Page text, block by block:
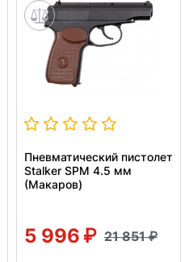
Пневматический пистолет
Stalker SPM 4.5 мм
(Макаров)
5 996 21 851